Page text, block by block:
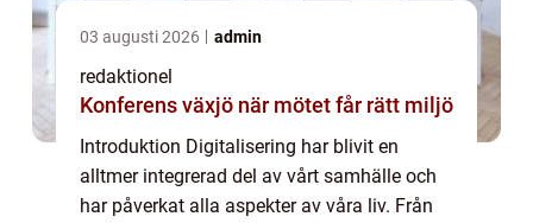
03 augusti 2026 admin
redaktionel
Konferens växjö när mötet får rätt miljö
Introduktion Digitalisering har blivit en
alltmer integrerad del av vårt samhälle och
har påverkat alla aspekter av våra liv. Från